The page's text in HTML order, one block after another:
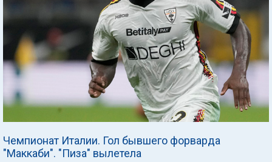
Чемпионат Италии. Гол бывшего форварда
"Маккаби". "Пиза" вылетела